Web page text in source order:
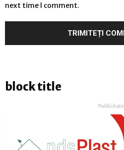
next time I comment.
block title
Publicitate